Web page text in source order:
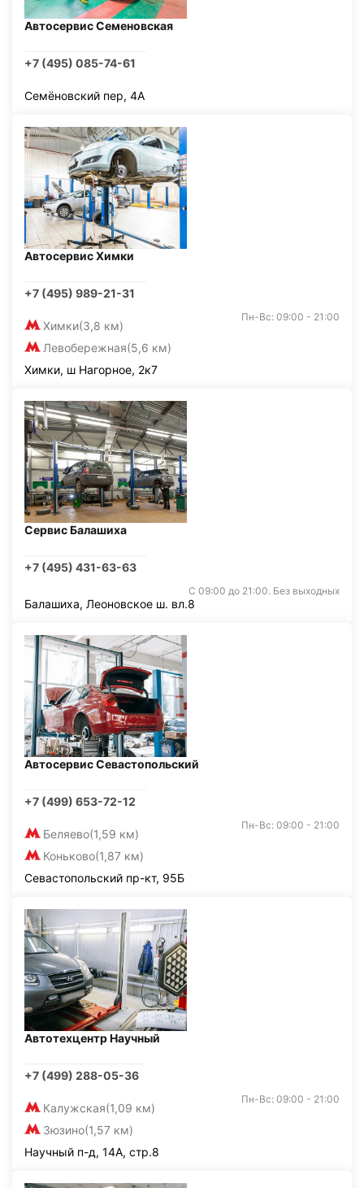
Автосервис Семеновская
+7 (495) 085-74-61
Семёновский пер, 4А
Автосервис Химки
+7 (495) 989-21-31
Химки(3,8 км)
Левобережная(5,6 км)
Пн-Вс: 09:00 - 21:00
Химки, ш Нагорное, 2к7
Сервис Балашиха
+7 (495) 431-63-63
С 09:00 до 21:00. Без выходных
Балашиха, Леоновское ш. вл.8
Автосервис Севастопольский
+7 (499) 653-72-12
Беляево(1,59 км)
Коньково(1,87 км)
Пн-Вс: 09:00 - 21:00
Севастопольский пр-кт, 95Б
Автотехцентр Научный
+7 (499) 288-05-36
Калужская(1,09 км)
Зюзино(1,57 км)
Пн-Вс: 09:00 - 21:00
Научный п-д, 14А, стр.8